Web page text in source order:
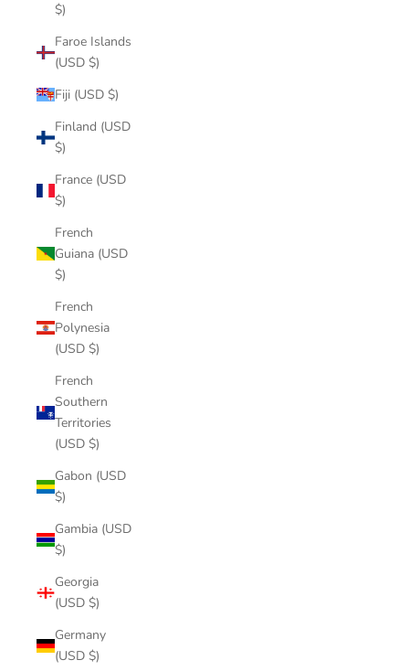
$)
Faroe Islands
(USD $)
Fiji (USD $)
Finland (USD
$)
France (USD
$)
French
Guiana (USD
$)
French
Polynesia
(USD $)
French
Southern
Territories
(USD $)
Gabon (USD
$)
Gambia (USD
$)
Georgia
(USD $)
Germany
(USD $)